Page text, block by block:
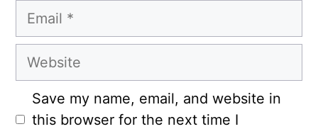
Email
Website
Save my name, email, and website in
this browser for the next time I